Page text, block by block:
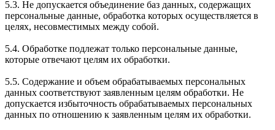
5.3. Не допускается объединение баз данных, содержащих
персональные данные, обработка которых осуществляется в
целях, несовместимых между собой.
5.4. Обработке подлежат только персональные данные,
которые отвечают целям их обработки.
5.5. Содержание и объем обрабатываемых персональных
данных соответствуют заявленным целям обработки. Не
допускается избыточность обрабатываемых персональных
данных по отношению к заявленным целям их обработки.